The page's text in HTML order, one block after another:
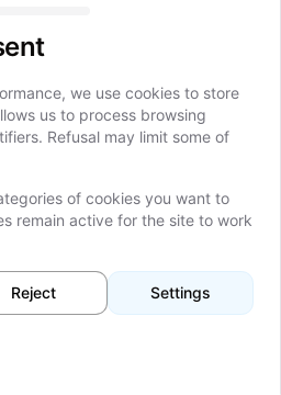
100 % deiner
über Deep-Learning-
wodurch Betrugsfälle
Tier-1-Bank um 120
Jahr reduziert werden
IBM z16
we use cookies to store
us to process browsing
Refusal may limit some of
of cookies you want to
remain active for the site to work
Reject Settings